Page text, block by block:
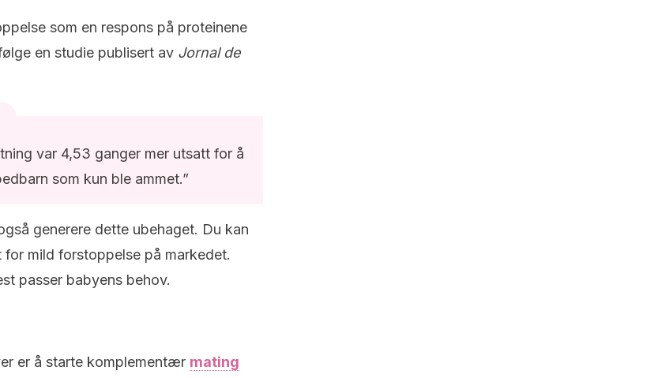
som en respons på proteinene
en studie publisert av Jornal de
var 4,53 ganger mer utsatt for å
som kun ble ammet.”
generere dette ubehaget. Du kan
mild forstoppelse på markedet.
passer babyens behov.
er å starte komplementær mating